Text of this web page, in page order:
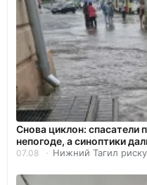
Снова циклон: спасатели
непогоде, а синоптики
07.08 Нижний Тагил